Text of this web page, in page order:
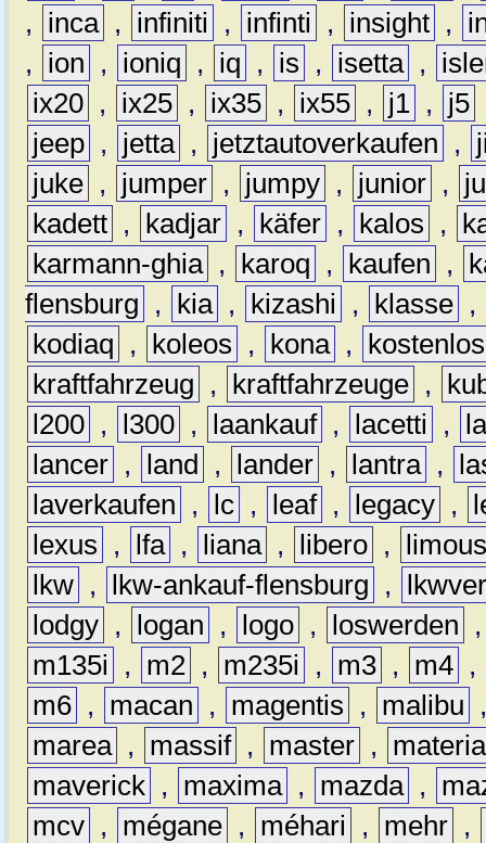
,
inca , infiniti , infinti , insight ,
,
ion , ioniq , iq , is , isetta ,
ix20 , ix25 , ix35 , ix55 , j1 , j5
jeep , jetta , jetztautoverkaufen ,
juke , jumper , jumpy , junior ,
kadett , kadjar , käfer , kalos ,
karmann-ghia , karoq , kaufen ,
flensburg
, kia , kizashi , klasse ,
kodiaq
, koleos , kona ,
kostenlos
kraftfahrzeug
, kraftfahrzeuge ,
l200 , l300 , laankauf , lacetti ,
lancer , land , lander , lantra ,
laverkaufen
, lc , leaf , legacy ,
lexus
, lfa , liana , libero ,
lkw , lkw-ankauf-flensburg ,
lodgy , logan , logo , loswerden
m135i
, m2 , m235i , m3 , m4 ,
m6 , macan , magentis , malibu
marea , massif , master ,
materia
maverick , maxima , mazda ,
mcv , mégane , méhari , mehr ,